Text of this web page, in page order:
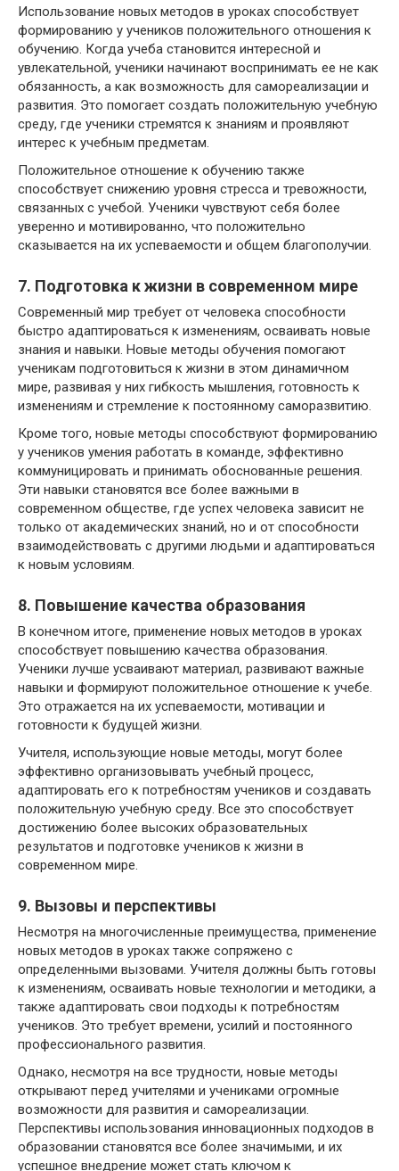
Использование новых методов в уроках способствует
формированию у учеников положительного отношения к
обучению. Когда учеба становится интересной и
увлекательной, ученики начинают воспринимать ее не как
обязанность, а как возможность для самореализации и
развития. Это помогает создать положительную учебную
среду, где ученики стремятся к знаниям и проявляют
интерес к учебным предметам.
Положительное отношение к обучению также
способствует снижению уровня стресса и тревожности,
связанных с учебой. Ученики чувствуют себя более
уверенно и мотивированно, что положительно
сказывается на их успеваемости и общем благополучии.
7. Подготовка к жизни в современном мире
Современный мир требует от человека способности
быстро адаптироваться к изменениям, осваивать новые
знания и навыки. Новые методы обучения помогают
ученикам подготовиться к жизни в этом динамичном
мире, развивая у них гибкость мышления, готовность к
изменениям и стремление к постоянному саморазвитию.
Кроме того, новые методы способствуют формированию
у учеников умения работать в команде, эффективно
коммуницировать и принимать обоснованные решения.
Эти навыки становятся все более важными в
современном обществе, где успех человека зависит не
только от академических знаний, но и от способности
взаимодействовать с другими людьми и адаптироваться
к новым условиям.
8. Повышение качества образования
В конечном итоге, применение новых методов в уроках
способствует повышению качества образования.
Ученики лучше усваивают материал, развивают важные
навыки и формируют положительное отношение к учебе.
Это отражается на их успеваемости, мотивации и
готовности к будущей жизни.
Учителя, использующие новые методы, могут более
эффективно организовывать учебный процесс,
адаптировать его к потребностям учеников и создавать
положительную учебную среду. Все это способствует
достижению более высоких образовательных
результатов и подготовке учеников к жизни в
современном мире.
9. Вызовы и перспективы
Несмотря на многочисленные преимущества, применение
новых методов в уроках также сопряжено с
определенными вызовами. Учителя должны быть готовы
к изменениям, осваивать новые технологии и методики, а
также адаптировать свои подходы к потребностям
учеников. Это требует времени, усилий и постоянного
профессионального развития.
Однако, несмотря на все трудности, новые методы
открывают перед учителями и учениками огромные
возможности для развития и самореализации.
Перспективы использования инновационных подходов в
образовании становятся все более значимыми, и их
успешное внедрение может стать ключом к